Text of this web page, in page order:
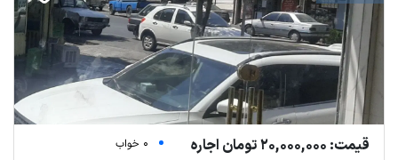
قیمت: 20,000,000 تومان اجاره
0 خواب